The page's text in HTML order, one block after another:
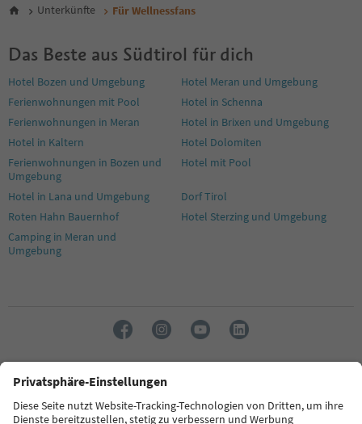
Unterkünfte Für Wellnessfans
Das Beste aus Südtirol für dich
Hotel Bozen und Umgebung
Hotel Meran und Umgebung
Ferienwohnungen mit Pool
Hotel in Schenna
Ferienwohnungen in Meran
Hotel in Brixen und Umgebung
Hotel in Kaltern
Hotel Dolomiten
Ferienwohnungen in Bozen und
Umgebung
Hotel mit Pool
Hotel in Lana und Umgebung
Dorf Tirol
Roten Hahn Bauernhof
Hotel Sterzing und Umgebung
Camping in Meran und
Umgebung
Sprache: Deutsch